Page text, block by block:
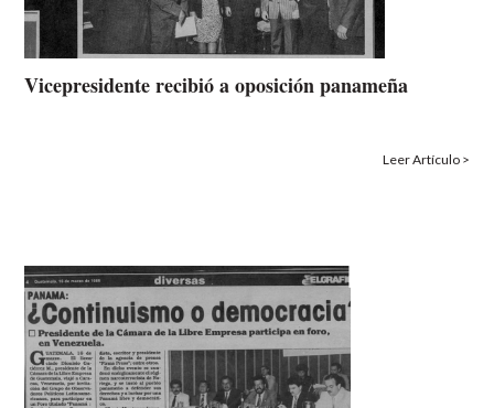
Vicepresidente recibió a oposición panameña
Leer Artículo >